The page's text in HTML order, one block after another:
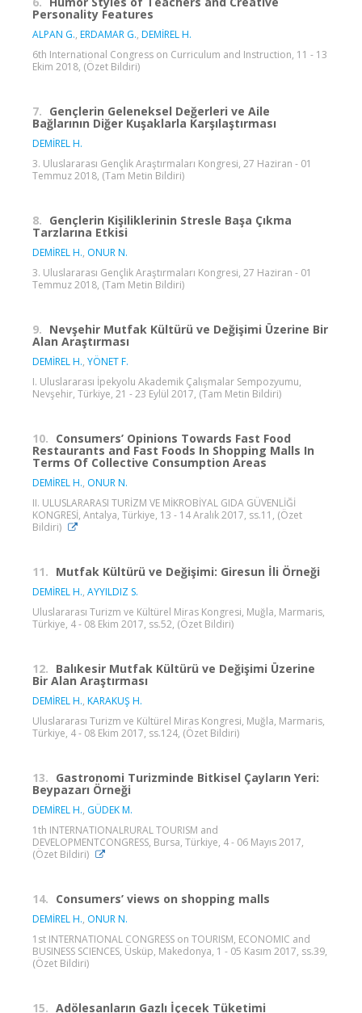
Personality Features
ALPAN G., ERDAMAR G., DEMİREL H.
6th International Congress on Curriculum and Instruction, 11 - 13
Ekim 2018, (Özet Bildiri)
7. Gençlerin Geleneksel Değerleri ve Aile
Bağlarının Diğer Kuşaklarla Karşılaştırması
DEMİREL H.
3. Uluslararası Gençlik Araştırmaları Kongresi, 27 Haziran - 01
Temmuz 2018, (Tam Metin Bildiri)
8. Gençlerin Kişiliklerinin Stresle Başa Çıkma
Tarzlarına Etkisi
DEMİREL H., ONUR N.
3. Uluslararası Gençlik Araştırmaları Kongresi, 27 Haziran - 01
Temmuz 2018, (Tam Metin Bildiri)
9. Nevşehir Mutfak Kültürü ve Değişimi Üzerine Bir
Alan Araştırması
DEMİREL H., YÖNET F.
I. Uluslararası İpekyolu Akademik Çalışmalar Sempozyumu,
Nevşehir, Türkiye, 21 - 23 Eylül 2017, (Tam Metin Bildiri)
10. Consumers’ Opinions Towards Fast Food
Restaurants and Fast Foods In Shopping Malls In
Terms Of Collective Consumption Areas
DEMİREL H., ONUR N.
II. ULUSLARARASI TURİZM VE MİKROBİYAL GIDA GÜVENLİĞİ
KONGRESİ, Antalya, Türkiye, 13 - 14 Aralık 2017, ss.11, (Özet
Bildiri)
11. Mutfak Kültürü ve Değişimi: Giresun İli Örneği
DEMİREL H., AYYILDIZ S.
Uluslararası Turizm ve Kültürel Miras Kongresi, Muğla, Marmaris,
Türkiye, 4 - 08 Ekim 2017, ss.52, (Özet Bildiri)
12. Balıkesir Mutfak Kültürü ve Değişimi Üzerine
Bir Alan Araştırması
DEMİREL H., KARAKUŞ H.
Uluslararası Turizm ve Kültürel Miras Kongresi, Muğla, Marmaris,
Türkiye, 4 - 08 Ekim 2017, ss.124, (Özet Bildiri)
13. Gastronomi Turizminde Bitkisel Çayların Yeri:
Beypazarı Örneği
DEMİREL H., GÜDEK M.
1th INTERNATIONALRURAL TOURISM and
DEVELOPMENTCONGRESS, Bursa, Türkiye, 4 - 06 Mayıs 2017,
(Özet Bildiri)
14. Consumers’ views on shopping malls
DEMİREL H., ONUR N.
1st INTERNATIONAL CONGRESS on TOURISM, ECONOMIC and
BUSINESS SCIENCES, Üsküp, Makedonya, 1 - 05 Kasım 2017, ss.39,
(Özet Bildiri)
15. Adölesanların Gazlı İçecek Tüketimi